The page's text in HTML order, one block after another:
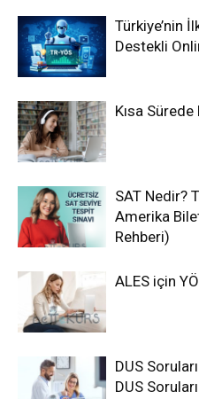
Türkiye’nin
Destekli
Kısa Sürede
SAT Nedir?
Amerika
Rehberi)
ALES için
DUS
DUS